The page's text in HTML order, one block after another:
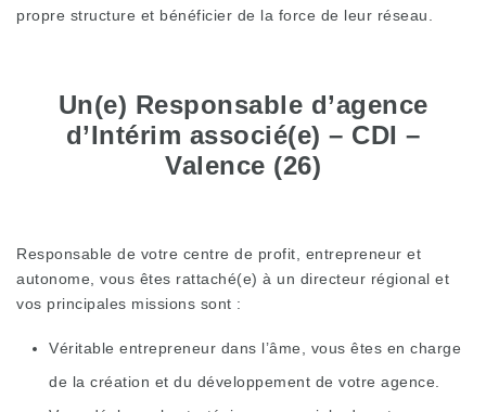
propre structure et bénéficier de la force de leur réseau.
Un(e) Responsable d’agence
d’Intérim associé(e) – CDI –
Valence (26)
Responsable de votre centre de profit, entrepreneur et
autonome, vous êtes rattaché(e) à un directeur régional et
vos principales missions sont :
Véritable entrepreneur dans l’âme, vous êtes en charge
de la création et du développement de votre agence.